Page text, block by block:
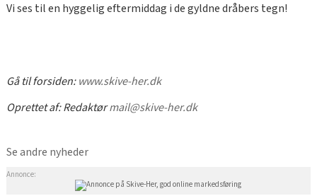
Vi ses til en hyggelig eftermiddag i de gyldne dråbers tegn!
Gå til forsiden:www.skive-her.dk
Oprettet af:Redaktørmail@skive-her.dk
Se andre nyheder
Annonce: